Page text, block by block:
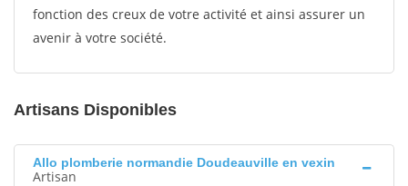
fonction des creux de votre activité et ainsi assurer un
avenir à votre société.
Artisans Disponibles
Allo plomberie normandie Doudeauville en vexin
Artisan